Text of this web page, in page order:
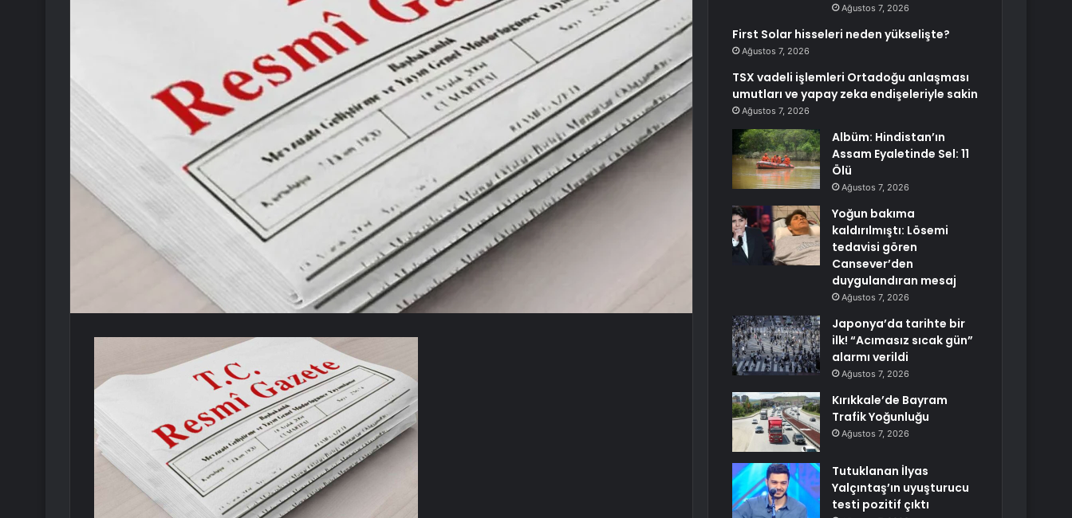
Ağustos 7, 2026
First Solar hisseleri neden yükselişte?
Ağustos 7, 2026
TSX vadeli işlemleri Ortadoğu anlaşması
umutları ve yapay zeka endişeleriyle sakin
Ağustos 7, 2026
Albüm: Hindistan’ın
Assam Eyaletinde Sel: 11
Ölü
Ağustos 7, 2026
Yoğun bakıma
kaldırılmıştı: Lösemi
tedavisi gören
Cansever’den
duygulandıran mesaj
Ağustos 7, 2026
Japonya’da tarihte bir
ilk! “Acımasız sıcak gün”
alarmı verildi
Ağustos 7, 2026
Kırıkkale’de Bayram
Trafik Yoğunluğu
Ağustos 7, 2026
Tutuklanan İlyas
Yalçıntaş’ın uyuşturucu
testi pozitif çıktı